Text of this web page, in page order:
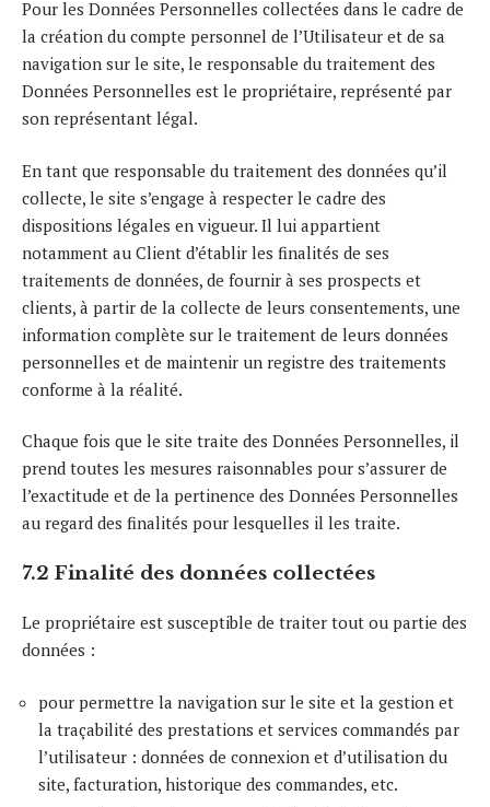
Pour les Données Personnelles collectées dans le cadre de
la création du compte personnel de l’Utilisateur et de sa
navigation sur le site, le responsable du traitement des
Données Personnelles est le propriétaire, représenté par
son représentant légal.
En tant que responsable du traitement des données qu’il
collecte, le site s’engage à respecter le cadre des
dispositions légales en vigueur. Il lui appartient
notamment au Client d’établir les finalités de ses
traitements de données, de fournir à ses prospects et
clients, à partir de la collecte de leurs consentements, une
information complète sur le traitement de leurs données
personnelles et de maintenir un registre des traitements
conforme à la réalité.
Chaque fois que le site traite des Données Personnelles, il
prend toutes les mesures raisonnables pour s’assurer de
l’exactitude et de la pertinence des Données Personnelles
au regard des finalités pour lesquelles il les traite.
7.2 Finalité des données collectées
Le propriétaire est susceptible de traiter tout ou partie des
données :
pour permettre la navigation sur le site et la gestion et
la traçabilité des prestations et services commandés par
l’utilisateur : données de connexion et d’utilisation du
site, facturation, historique des commandes, etc.